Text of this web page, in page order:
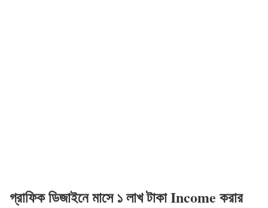
গ্রাফিক ডিজাইনে মাসে ১ লাখ টাকা Income করার